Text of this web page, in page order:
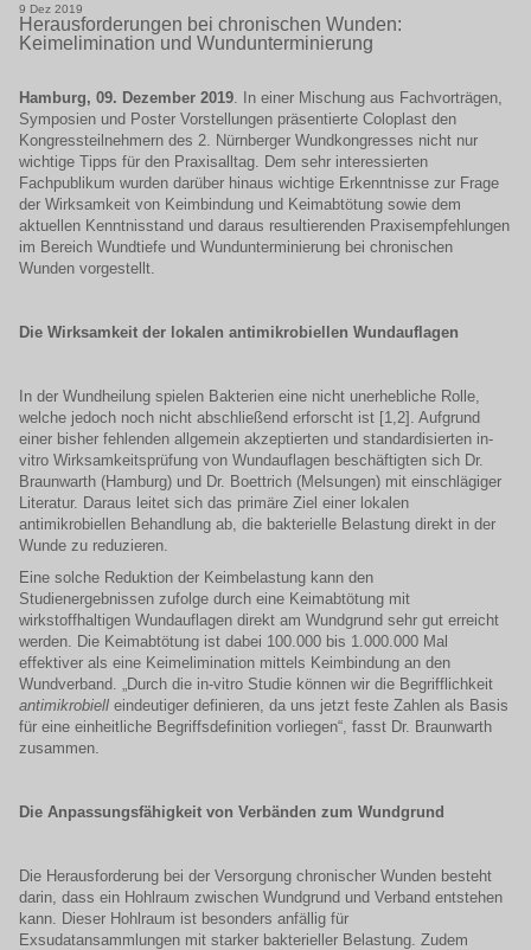
9 Dez 2019
Herausforderungen bei chronischen Wunden:
Keimelimination und Wundunterminierung
Hamburg, 09. Dezember 2019 . In einer Mischung aus Fachvorträgen,
Symposien und Poster Vorstellungen präsentierte Coloplast den
Kongressteilnehmern des 2. Nürnberger Wundkongresses nicht nur
wichtige Tipps für den Praxisalltag. Dem sehr interessierten
Fachpublikum wurden darüber hinaus wichtige Erkenntnisse zur Frage
der Wirksamkeit von Keimbindung und Keimabtötung sowie dem
aktuellen Kenntnisstand und daraus resultierenden Praxisempfehlungen
im Bereich Wundtiefe und Wundunterminierung bei chronischen
Wunden vorgestellt.
Die Wirksamkeit der lokalen antimikrobiellen Wundauflagen
In der Wundheilung spielen Bakterien eine nicht unerhebliche Rolle,
welche jedoch noch nicht abschließend erforscht ist [1,2]. Aufgrund
einer bisher fehlenden allgemein akzeptierten und standardisierten in-
vitro Wirksamkeitsprüfung von Wundauflagen beschäftigten sich Dr.
Braunwarth (Hamburg) und Dr. Boettrich (Melsungen) mit einschlägiger
Literatur. Daraus leitet sich das primäre Ziel einer lokalen
antimikrobiellen Behandlung ab, die bakterielle Belastung direkt in der
Wunde zu reduzieren.
Eine solche Reduktion der Keimbelastung kann den
Studienergebnissen zufolge durch eine Keimabtötung mit
wirkstoffhaltigen Wundauflagen direkt am Wundgrund sehr gut erreicht
werden. Die Keimabtötung ist dabei 100.000 bis 1.000.000 Mal
effektiver als eine Keimelimination mittels Keimbindung an den
Wundverband. „Durch die in-vitro Studie können wir die Begrifflichkeit
antimikrobiell eindeutiger definieren, da uns jetzt feste Zahlen als Basis
für eine einheitliche Begriffsdefinition vorliegen“, fasst Dr. Braunwarth
zusammen.
Die Anpassungsfähigkeit von Verbänden zum Wundgrund
Die Herausforderung bei der Versorgung chronischer Wunden besteht
darin, dass ein Hohlraum zwischen Wundgrund und Verband entstehen
kann. Dieser Hohlraum ist besonders anfällig für
Exsudatansammlungen mit starker bakterieller Belastung. Zudem